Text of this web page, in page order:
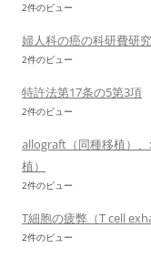
2件のビュー
婦人科の癌の科研費研
2件のビュー
特許法第17条の5第3項
2件のビュー
allograft（同種移植）
植）
2件のビュー
T細胞の疲弊（T cell
2件のビュー